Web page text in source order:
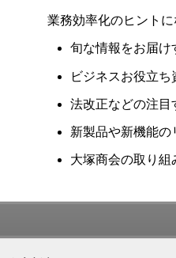
業務効率化のヒント
旬な情報をお届け
ビジネスお役立ち
法改正などの注目
新製品や新機能の
大塚商会の取り